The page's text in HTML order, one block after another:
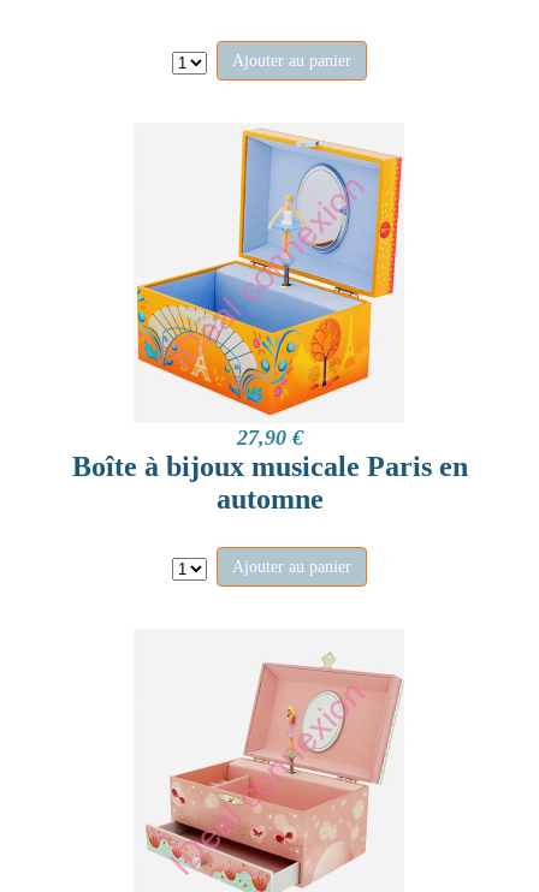
Ajouter au panier
27,90 €
Boîte à bijoux musicale Paris en
automne
Ajouter au panier